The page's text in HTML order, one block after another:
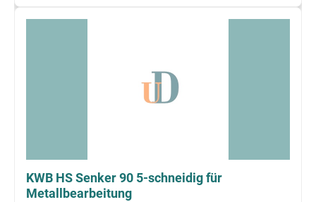
KWB HS Senker 90 5-schneidig für
Metallbearbeitung